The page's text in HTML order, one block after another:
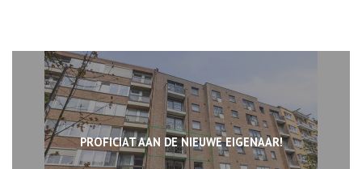
PROFICIAT AAN DE NIEUWE EIGENAAR!